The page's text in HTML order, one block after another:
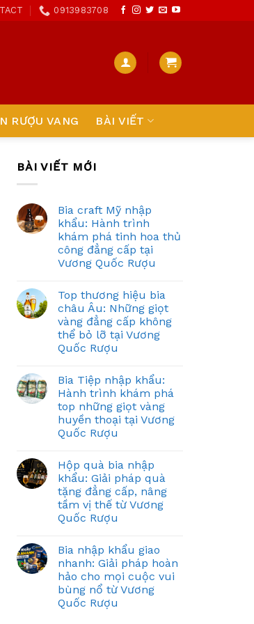
0913983708
RƯỢU VANG BÀI VIẾT
BÀI VIẾT MỚI
Bia craft Mỹ nhập
khẩu: Hành trình
khám phá tinh hoa thủ
công đẳng cấp tại
Vương Quốc Rượu
Top thương hiệu bia
châu Âu: Những giọt
vàng đẳng cấp không
thể bỏ lỡ tại Vương
Quốc Rượu
Bia Tiệp nhập khẩu:
Hành trình khám phá
top những giọt vàng
huyền thoại tại Vương
Quốc Rượu
Hộp quà bia nhập
khẩu: Giải pháp quà
tặng đẳng cấp, nâng
tầm vị thế từ Vương
Quốc Rượu
Bia nhập khẩu giao
nhanh: Giải pháp hoàn
hảo cho mọi cuộc vui
bùng nổ từ Vương
Quốc Rượu